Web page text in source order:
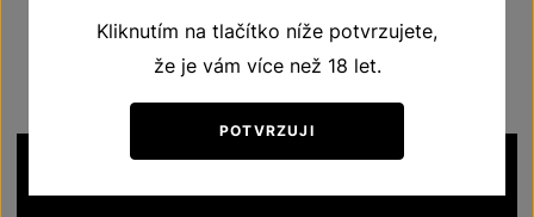
Kliknutím na tlačítko níže potvrzujete,
že je vám více než 18 let.
POTVRZUJI